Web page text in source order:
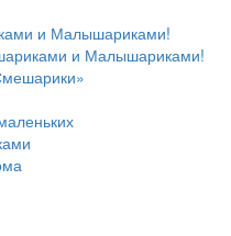
и Малышариками!
и Малышариками!